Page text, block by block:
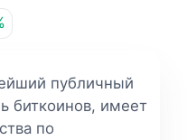
публичный
биткоинов, имеет
по